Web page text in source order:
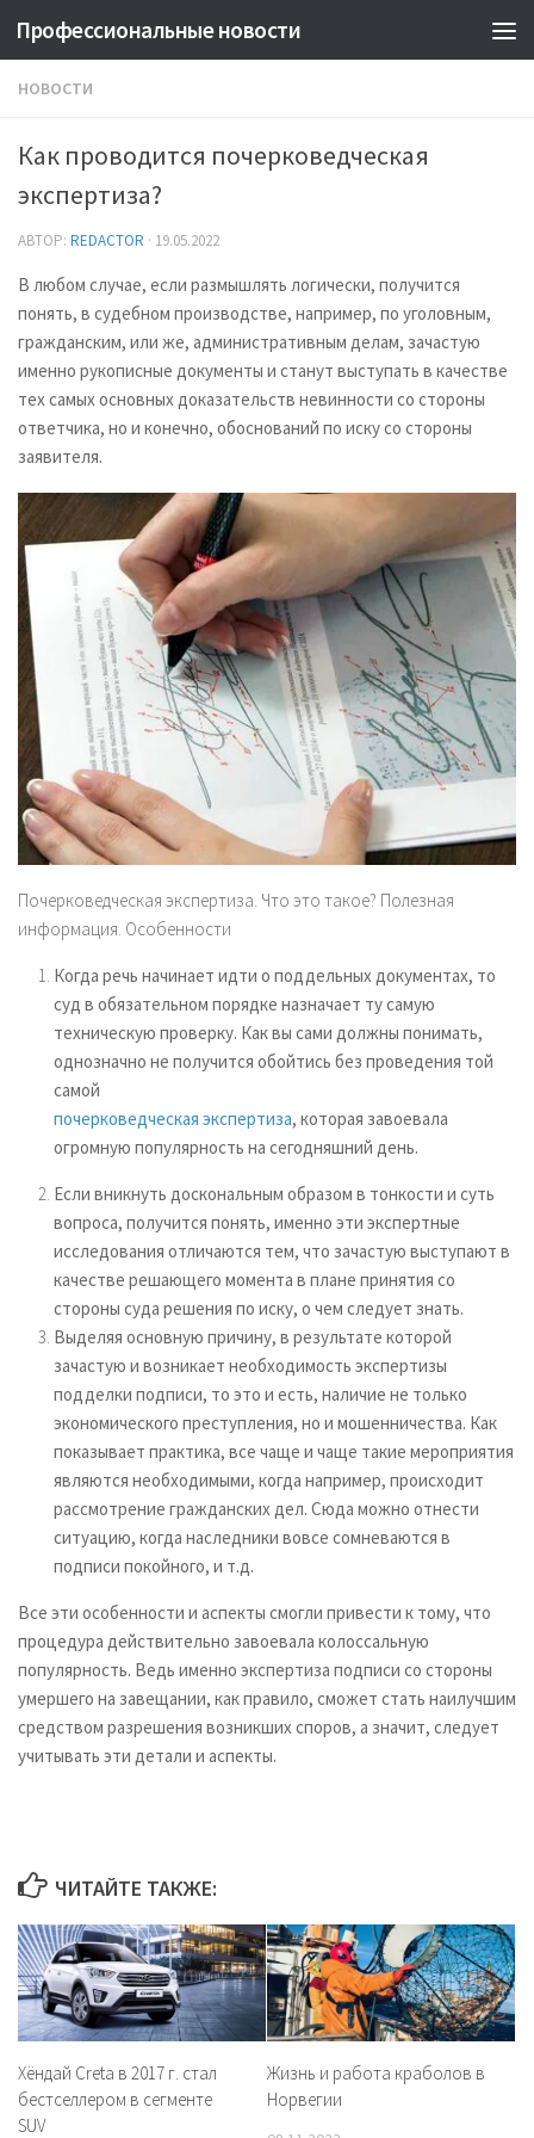
Профессиональные новости
НОВОСТИ
Как проводится почерковедческая
экспертиза?
АВТОР: REDACTOR · 19.05.2022
В любом случае, если размышлять логически, получится
понять, в судебном производстве, например, по уголовным,
гражданским, или же, административным делам, зачастую
именно рукописные документы и станут выступать в качестве
тех самых основных доказательств невинности со стороны
ответчика, но и конечно, обоснований по иску со стороны
заявителя.
Почерковедческая экспертиза. Что это такое? Полезная
информация. Особенности
Когда речь начинает идти о поддельных документах, то
суд в обязательном порядке назначает ту самую
техническую проверку. Как вы сами должны понимать,
однозначно не получится обойтись без проведения той
самой
почерковедческая экспертиза, которая завоевала
огромную популярность на сегодняшний день.
Если вникнуть доскональным образом в тонкости и суть
вопроса, получится понять, именно эти экспертные
исследования отличаются тем, что зачастую выступают в
качестве решающего момента в плане принятия со
стороны суда решения по иску, о чем следует знать.
Выделяя основную причину, в результате которой
зачастую и возникает необходимость экспертизы
подделки подписи, то это и есть, наличие не только
экономического преступления, но и мошенничества. Как
показывает практика, все чаще и чаще такие мероприятия
являются необходимыми, когда например, происходит
рассмотрение гражданских дел. Сюда можно отнести
ситуацию, когда наследники вовсе сомневаются в
подписи покойного, и т.д.
Все эти особенности и аспекты смогли привести к тому, что
процедура действительно завоевала колоссальную
популярность. Ведь именно экспертиза подписи со стороны
умершего на завещании, как правило, сможет стать наилучшим
средством разрешения возникших споров, а значит, следует
учитывать эти детали и аспекты.
ЧИТАЙТЕ ТАКЖЕ:
Хёндай Creta в 2017 г. стал
бестселлером в сегменте
SUV
Жизнь и работа краболов в
Норвегии